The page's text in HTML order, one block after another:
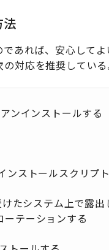
法
あれば、安心して
対応を推奨している
ンインストールする
ンストールスクリプ
たシステム上で露
ーテーションする